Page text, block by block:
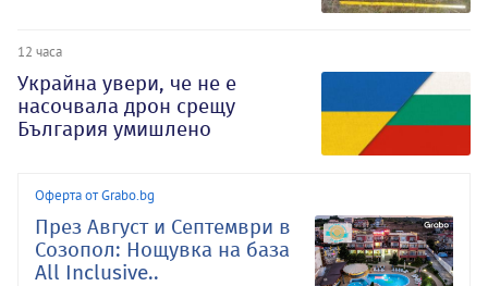
12 часа
Украйна увери, че не е
насочвала дрон срещу
България умишлено
Оферта от Grabo.bg
През Август и Септември в
Созопол: Нощувка на база
All Inclusive..